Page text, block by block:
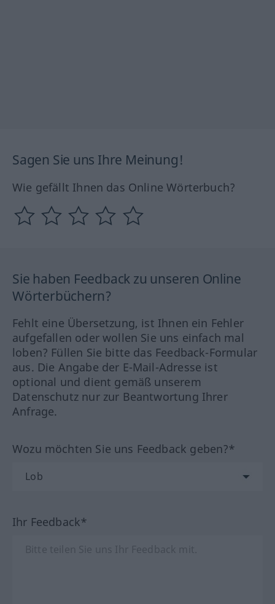
Sagen Sie uns Ihre Meinung!
Wie gefällt Ihnen das Online Wörterbuch?
Sie haben Feedback zu unseren Online
Wörterbüchern?
Fehlt eine Übersetzung, ist Ihnen ein Fehler
aufgefallen oder wollen Sie uns einfach mal
loben? Füllen Sie bitte das Feedback-Formular
aus. Die Angabe der E-Mail-Adresse ist
optional und dient gemäß unserem
Datenschutz nur zur Beantwortung Ihrer
Anfrage.
Wozu möchten Sie uns Feedback geben?*
Ihr Feedback*